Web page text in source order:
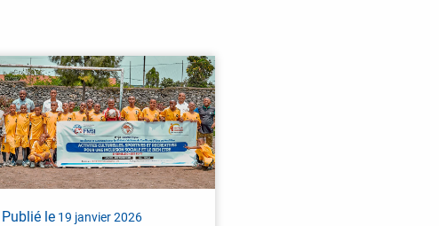
Publié le19 janvier 2026